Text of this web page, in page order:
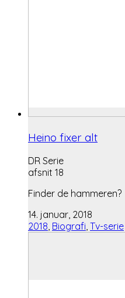
Heino fixer alt
DR Serie
afsnit 18
Finder de hammeren?
14. januar, 2018
2018, Biografi, Tv-serie